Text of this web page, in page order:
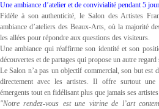
Une ambiance d’atelier et de convivialité pendant 5
Fidèle à son authenticité, le Salon des Artistes
ambiance d’ateliers des Beaux-Arts, où la majorité
les allées pour répondre aux questions des visiteurs.
Une ambiance qui réaffirme son identité et son
découvertes et de partages qui propose un autre
Le Salon n’a pas un objectif commercial, son but est
directement avec les artistes. Il offre surtout
émergents tout en fidélisant plus que jamais ses
"Notre rendez-vous est une vitrine de l’art